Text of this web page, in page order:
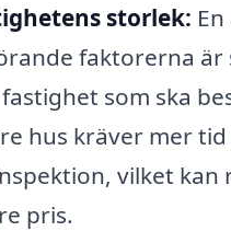
storlek:
faktorerna är
som ska
hus kräver mer
vilket kan
pris.